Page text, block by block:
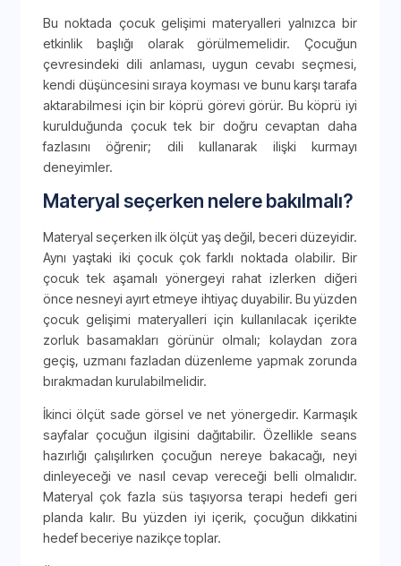
Bu noktada çocuk gelişimi materyalleri yalnızca bir
etkinlik başlığı olarak görülmemelidir. Çocuğun
çevresindeki dili anlaması, uygun cevabı seçmesi,
kendi düşüncesini sıraya koyması ve bunu karşı tarafa
aktarabilmesi için bir köprü görevi görür. Bu köprü iyi
kurulduğunda çocuk tek bir doğru cevaptan daha
fazlasını öğrenir; dili kullanarak ilişki kurmayı
deneyimler.
Materyal seçerken nelere bakılmalı?
Materyal seçerken ilk ölçüt yaş değil, beceri düzeyidir.
Aynı yaştaki iki çocuk çok farklı noktada olabilir. Bir
çocuk tek aşamalı yönergeyi rahat izlerken diğeri
önce nesneyi ayırt etmeye ihtiyaç duyabilir. Bu yüzden
çocuk gelişimi materyalleri için kullanılacak içerikte
zorluk basamakları görünür olmalı; kolaydan zora
geçiş, uzmanı fazladan düzenleme yapmak zorunda
bırakmadan kurulabilmelidir.
İkinci ölçüt sade görsel ve net yönergedir. Karmaşık
sayfalar çocuğun ilgisini dağıtabilir. Özellikle seans
hazırlığı çalışılırken çocuğun nereye bakacağı, neyi
dinleyeceği ve nasıl cevap vereceği belli olmalıdır.
Materyal çok fazla süs taşıyorsa terapi hedefi geri
planda kalır. Bu yüzden iyi içerik, çocuğun dikkatini
hedef beceriye nazikçe toplar.